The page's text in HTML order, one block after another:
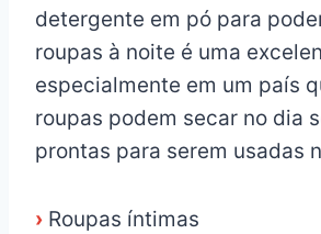
detergente em pó para
roupas à noite é uma
especialmente em um país
roupas podem secar no dia
prontas para serem usadas
› Roupas íntimas